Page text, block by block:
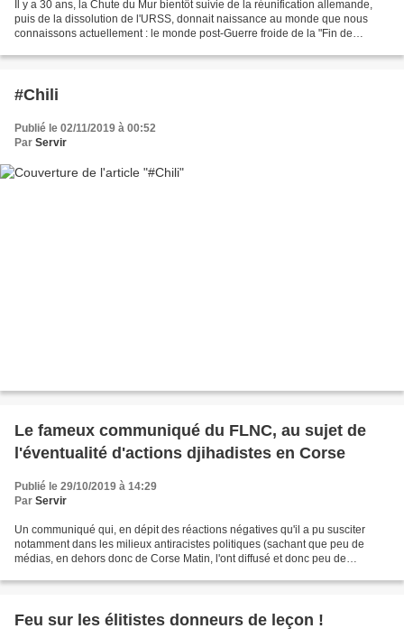
Il y a 30 ans, la Chute du Mur bientôt suivie de la réunification allemande,
puis de la dissolution de l'URSS, donnait naissance au monde que nous
connaissons actuellement : le monde post-Guerre froide de la "Fin de
#Chili
Publié le 02/11/2019 à 00:52
Par Servir
Le fameux communiqué du FLNC, au sujet de
l'éventualité d'actions djihadistes en Corse
Publié le 29/10/2019 à 14:29
Par Servir
Un communiqué qui, en dépit des réactions négatives qu'il a pu susciter
notamment dans les milieux antiracistes politiques (sachant que peu de
médias, en dehors donc de Corse Matin, l'ont diffusé et donc peu de
Feu sur les élitistes donneurs de leçon !